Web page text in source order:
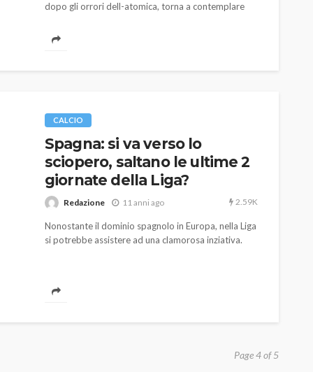
dopo gli orrori dell-atomica, torna a contemplare
Ministro Shinzo Abe , protagonista di una revisione
CALCIO
Spagna: si va verso lo
sciopero, saltano le ultime 2
giornate della Liga?
Redazione 11 anni ago 2.59K
Nonostante il dominio spagnolo in Europa, nella Liga
si potrebbe assistere ad una clamorosa inziativa.
Page 4 of 5